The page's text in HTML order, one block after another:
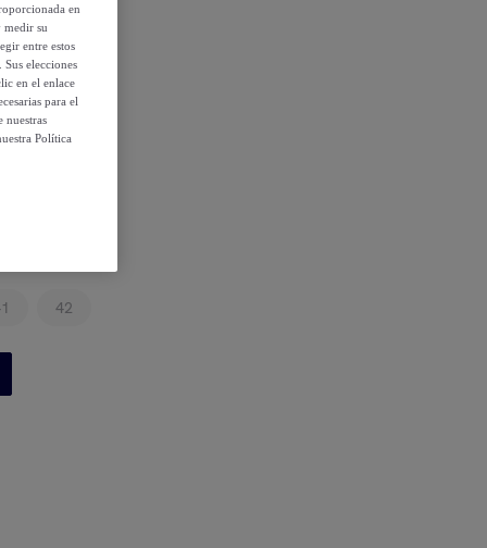
42
en
medir su
entre estos
elecciones
en el enlace
para el
nuestras
Política